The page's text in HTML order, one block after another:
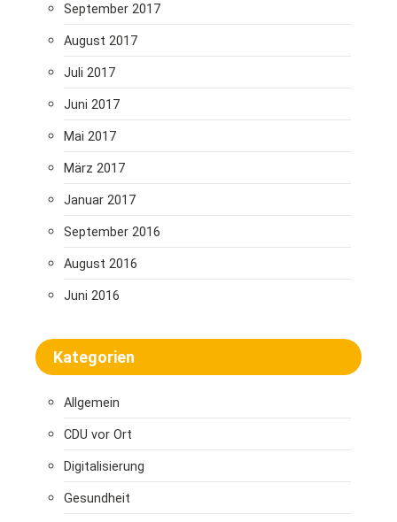
September 2017
August 2017
Juli 2017
Juni 2017
Mai 2017
März 2017
Januar 2017
September 2016
August 2016
Juni 2016
Kategorien
Allgemein
CDU vor Ort
Digitalisierung
Gesundheit